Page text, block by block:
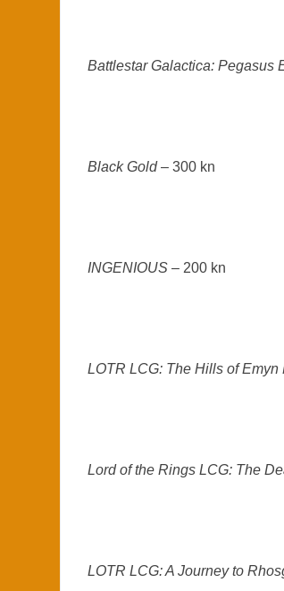
Battlestar Galactica: Pegasus
Black Gold– 300 kn
INGENIOUS – 200 kn
LOTR LCG: The Hills of Emyn
Lord of the Rings LCG: The
LOTR LCG: A Journey to